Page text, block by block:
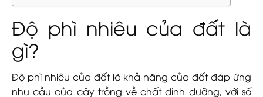
Độ phì nhiêu của đất là
gì?
Độ phì nhiêu của đất là khả năng của đất đáp ứng
nhu cầu của cây trồng về chất dinh dưỡng, với số